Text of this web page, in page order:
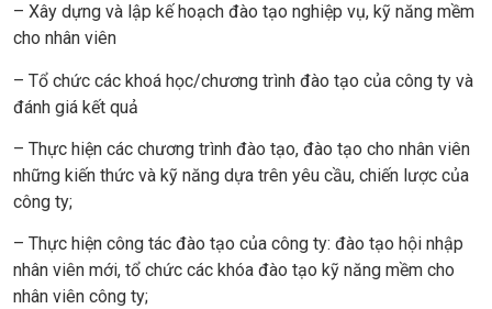
– Xây dựng và lập kế hoạch đào tạo nghiệp vụ, kỹ năng mềm
cho nhân viên
– Tổ chức các khoá học/chương trình đào tạo của công ty và
đánh giá kết quả
– Thực hiện các chương trình đào tạo, đào tạo cho nhân viên
những kiến thức và kỹ năng dựa trên yêu cầu, chiến lược của
công ty;
– Thực hiện công tác đào tạo của công ty: đào tạo hội nhập
nhân viên mới, tổ chức các khóa đào tạo kỹ năng mềm cho
nhân viên công ty;